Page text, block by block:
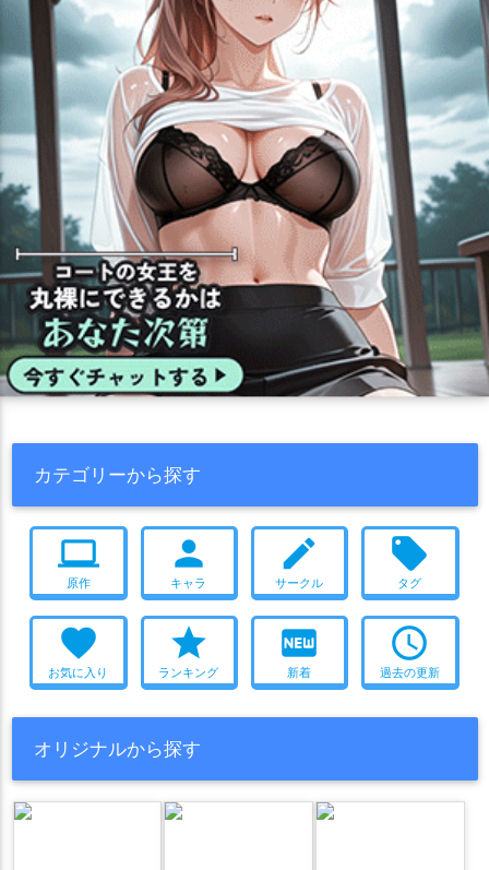
カテゴリーから探す
computer
原作
person
キャラ
create
サークル
local_offer
タグ
favorite
お気に入り
star
ランキング
fiber_new
新着
access_time
過去の更新
オリジナルから探す